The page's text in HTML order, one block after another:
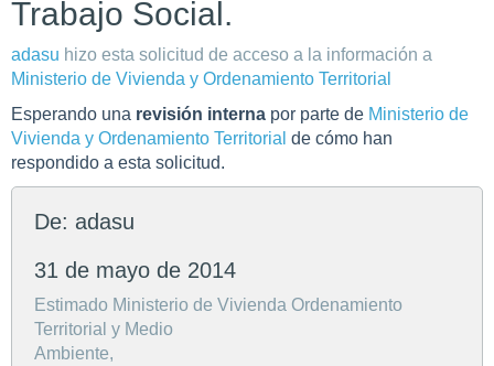
Trabajo Social.
adasu hizo esta solicitud de acceso a la información a
Ministerio de Vivienda y Ordenamiento Territorial
Esperando una revisión interna por parte de Ministerio de
Vivienda y Ordenamiento Territorial de cómo han
respondido a esta solicitud.
De: adasu
31 de mayo de 2014
Estimado Ministerio de Vivienda Ordenamiento
Territorial y Medio
Ambiente,